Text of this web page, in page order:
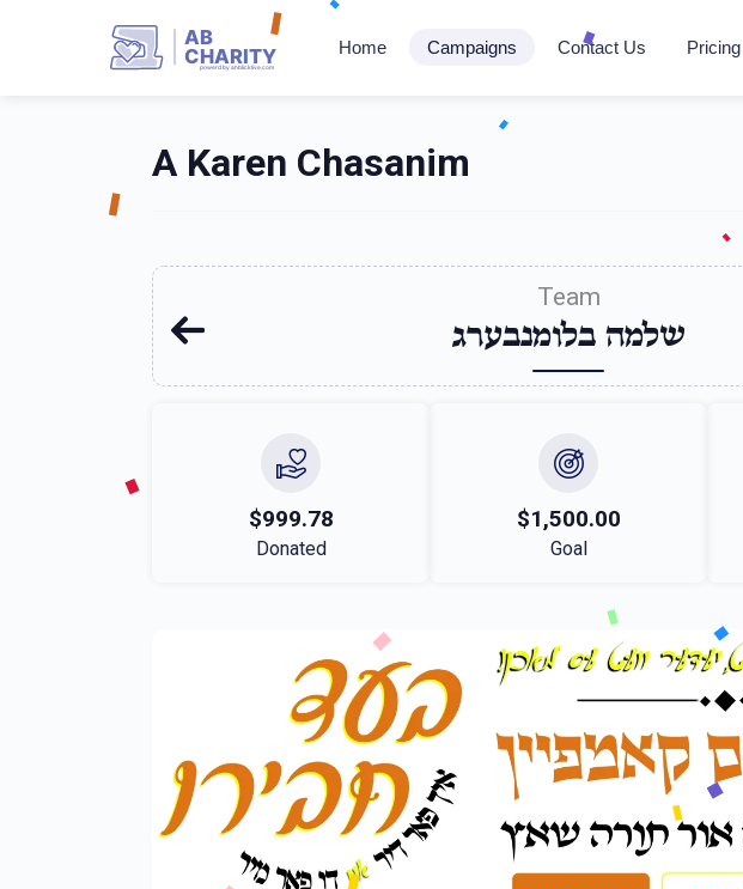
AB
CHARITY
powerd by ahblicklive.com
Home Campaigns Contact Us Pricing
A Karen Chasanim
Team
שלמה בלומנבערג
$999.78
Donated
$1,500.00
Goal